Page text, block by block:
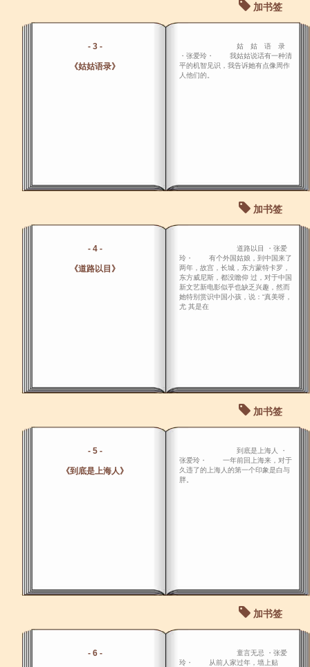
加书签
- 3 -
《姑姑语录》
姑 姑 语 录
・张爱玲・ 我姑姑说话有一种清
平的机智见识，我告诉她有点像周作
人他们的。
加书签
- 4 -
《道路以目》
道路以目 ・张爱
玲・ 有个外国姑娘，到中国来了
两年，故宫，长城，东方蒙特卡罗，
东方威尼斯，都没瞻仰 过，对于中国
新文艺新电影似乎也缺乏兴趣，然而
她特别赏识中国小孩，说：“真美呀，
尤 其是在
加书签
- 5 -
《到底是上海人》
到底是上海人 ・
张爱玲・ 一年前回上海来，对于
久违了的上海人的第一个印象是白与
胖。
加书签
- 6 -
童言无忌 ・张爱
玲・ 从前人家过年，墙上贴